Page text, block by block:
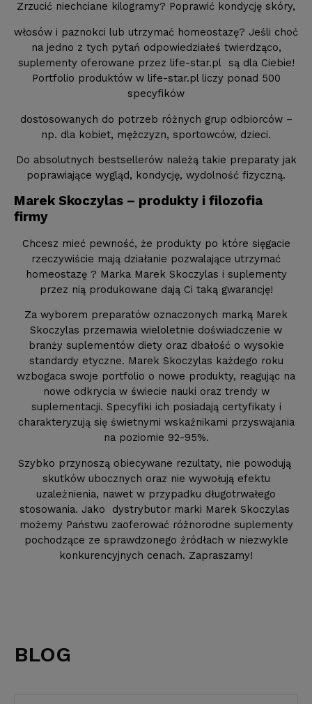
Zrzucić niechciane kilogramy? Poprawić kondycję skóry,
włosów i paznokci lub utrzymać homeostazę? Jeśli choć
na jedno z tych pytań odpowiedziałeś twierdząco,
suplementy oferowane przez life-star.pl są dla Ciebie!
Portfolio produktów w life-star.pl liczy ponad 500
specyfików
dostosowanych do potrzeb różnych grup odbiorców –
np. dla kobiet, mężczyzn, sportowców, dzieci.
Do absolutnych bestsellerów należą takie preparaty jak
poprawiające wygląd, kondycję, wydolność fizyczną.
Marek Skoczylas – produkty i filozofia
firmy
Chcesz mieć pewność, że produkty po które sięgacie
rzeczywiście mają działanie pozwalające utrzymać
homeostazę ? Marka Marek Skoczylas i suplementy
przez nią produkowane dają Ci taką gwarancję!
Za wyborem preparatów oznaczonych marką Marek
Skoczylas przemawia wieloletnie doświadczenie w
branży suplementów diety oraz dbałość o wysokie
standardy etyczne. Marek Skoczylas każdego roku
wzbogaca swoje portfolio o nowe produkty, reagując na
nowe odkrycia w świecie nauki oraz trendy w
suplementacji. Specyfiki ich posiadają certyfikaty i
charakteryzują się świetnymi wskaźnikami przyswajania
na poziomie 92-95%.
Szybko przynoszą obiecywane rezultaty, nie powodują
skutków ubocznych oraz nie wywołują efektu
uzależnienia, nawet w przypadku długotrwałego
stosowania. Jako dystrybutor marki Marek Skoczylas
możemy Państwu zaoferować różnorodne suplementy
pochodzące ze sprawdzonego źródłach w niezwykle
konkurencyjnych cenach. Zapraszamy!
BLOG